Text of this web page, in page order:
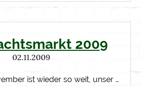
2009
02.11.2009
ist wieder so weit, unser …